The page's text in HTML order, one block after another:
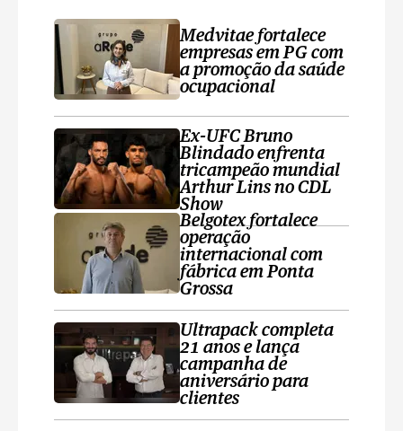
Medvitae fortalece
empresas em PG com
a promoção da saúde
ocupacional
Ex-UFC Bruno
Blindado enfrenta
tricampeão mundial
Arthur Lins no CDL
Show
Belgotex fortalece
operação
internacional com
fábrica em Ponta
Grossa
Ultrapack completa
21 anos e lança
campanha de
aniversário para
clientes